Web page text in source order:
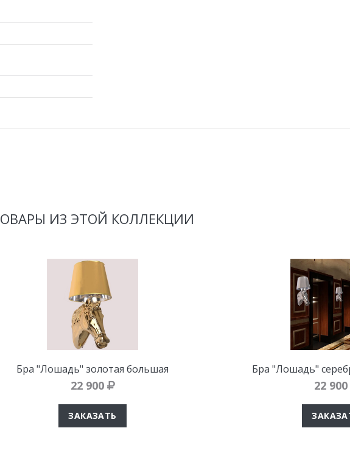
ИЗ ЭТОЙ КОЛЛЕКЦИИ
Бра "Лошадь" золотая большая
22 900
ЗАКАЗАТЬ
Бра "Лошадь"
22 900